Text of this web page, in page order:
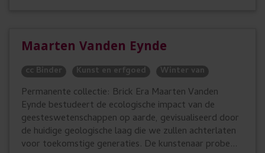
Maarten Vanden Eynde
cc Binder Kunst en erfgoed Winter van
Permanente collectie: Brick Era Maarten Vanden
Eynde bestudeert de ecologische impact van de
geesteswetenschappen op aarde, gevisualiseerd door
de huidige geologische laag die we zullen achterlaten
voor toekomstige generaties. De kunstenaar probe...